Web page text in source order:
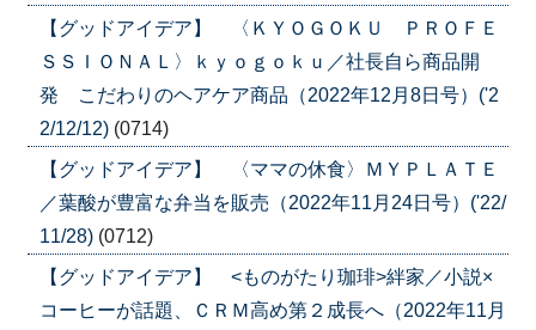
【グッドアイデア】 〈ＫＹＯＧＯＫＵ ＰＲＯＦＥ
ＳＳＩＯＮＡＬ〉ｋｙｏｇｏｋｕ／社長自ら商品開
発 こだわりのヘアケア商品（2022年12月8日号）('2
2/12/12) (0714)
【グッドアイデア】 〈ママの休食〉ＭＹＰＬＡＴＥ
／葉酸が豊富な弁当を販売（2022年11月24日号）('22/
11/28) (0712)
【グッドアイデア】 <ものがたり珈琲>絆家／小説×
コーヒーが話題、ＣＲＭ高め第２成長へ（2022年11月